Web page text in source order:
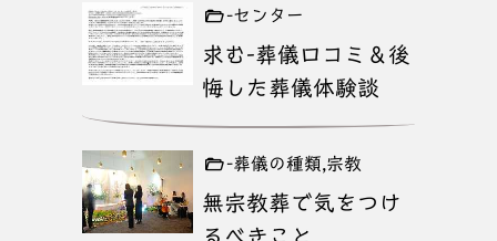
-センター
求む-葬儀口コミ＆後
悔した葬儀体験談
-葬儀の種類,宗教
無宗教葬で気をつけ
るべきこと